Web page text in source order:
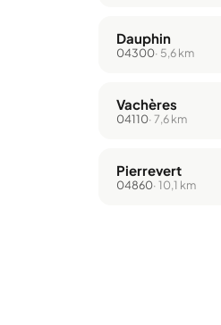
Dauphin
04300· 5,6 km
Vachères
04110· 7,6 km
Pierrevert
04860· 10,1 km